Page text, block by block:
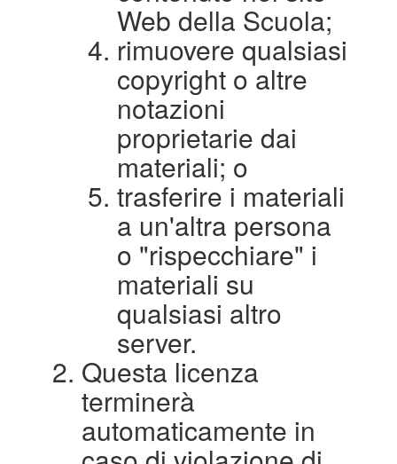
Web della Scuola;
rimuovere qualsiasi
copyright o altre
notazioni
proprietarie dai
materiali; o
trasferire i materiali
a un'altra persona
o "rispecchiare" i
materiali su
qualsiasi altro
server.
Questa licenza
terminerà
automaticamente in